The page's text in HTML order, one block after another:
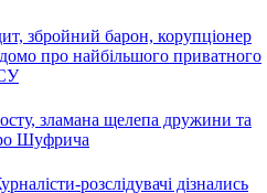
збройний барон, корупціонер
про найбільшого приватного
зламана щелепа дружини та
Шуфрича
розслідувачі дізнались